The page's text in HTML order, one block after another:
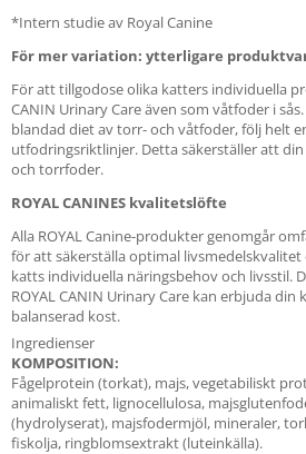
*Intern studie av Royal Canine
För mer variation: ytterligare
För att tillgodose olika katters individuella
CANIN Urinary Care även som våtfoder i
blandad diet av torr- och våtfoder, följ helt
utfodringsriktlinjer. Detta säkerställer att
och torrfoder.
ROYAL CANINES kvalitetslöfte
Alla ROYAL Canine-produkter genomgår
för att säkerställa optimal
katts individuella näringsbehov och livsstil.
ROYAL CANIN Urinary Care kan erbjuda
balanserad kost.
Ingredienser
KOMPOSITION:
Fågelprotein (torkat), majs, vegetabiliskt
animaliskt fett, lignocellulosa,
(hydrolyserat), majsfodermjöl, mineraler,
fiskolja, ringblomsextrakt (luteinkälla).